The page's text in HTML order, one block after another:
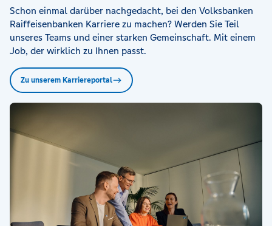
Schon einmal darüber nachgedacht, bei den Volksbanken
Raiffeisenbanken Karriere zu machen? Werden Sie Teil
unseres Teams und einer starken Gemeinschaft. Mit einem
Job, der wirklich zu Ihnen passt.
Zu unserem Karriereportal